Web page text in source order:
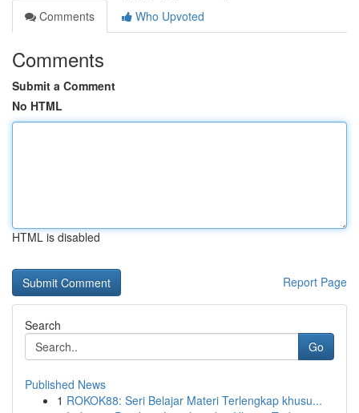
Comments
Who Upvoted
Comments
Submit a Comment
No HTML
HTML is disabled
Report Page
Search
Go
Published News
1 ROKOK88: Seri Belajar Materi Terlengkap khusu...